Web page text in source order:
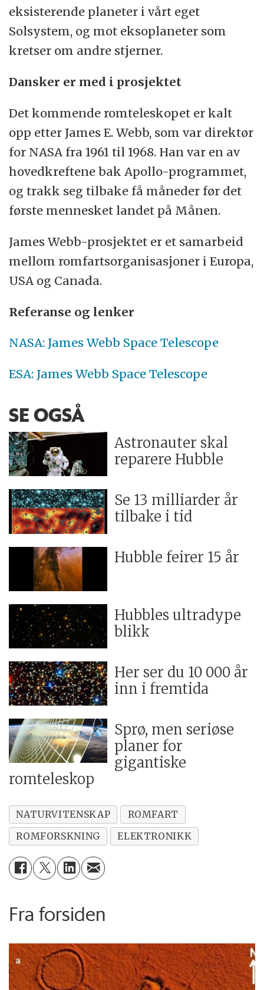
eksisterende planeter i vårt eget
Solsystem, og mot eksoplaneter som
kretser om andre stjerner.
Dansker er med i prosjektet
Det kommende romteleskopet er kalt
opp etter James E. Webb, som var direktør
for NASA fra 1961 til 1968. Han var en av
hovedkreftene bak Apollo-programmet,
og trakk seg tilbake få måneder før det
første mennesket landet på Månen.
James Webb-prosjektet er et samarbeid
mellom romfartsorganisasjoner i Europa,
USA og Canada.
Referanse og lenker
NASA: James Webb Space Telescope
ESA: James Webb Space Telescope
SE OGSÅ
Astronauter skal
reparere Hubble
Se 13 milliarder år
tilbake i tid
Hubble feirer 15 år
Hubbles ultradype
blikk
Her ser du 10 000 år
inn i fremtida
Sprø, men seriøse
planer for
gigantiske
romteleskop
NATURVITENSKAP
ROMFART
ROMFORSKNING
ELEKTRONIKK
Fra forsiden